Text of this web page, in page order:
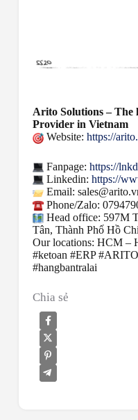
Arito Solutions – The
Provider in Vietnam
Website: https://
Fanpage: https://
Linkedin: https://
Email:
Phone/Zalo:
Head office: 597M
Tân, Thành Phố Hồ
Our locations: HCM –
#ketoan #ERP
#hangbantralai
Chia sẻ